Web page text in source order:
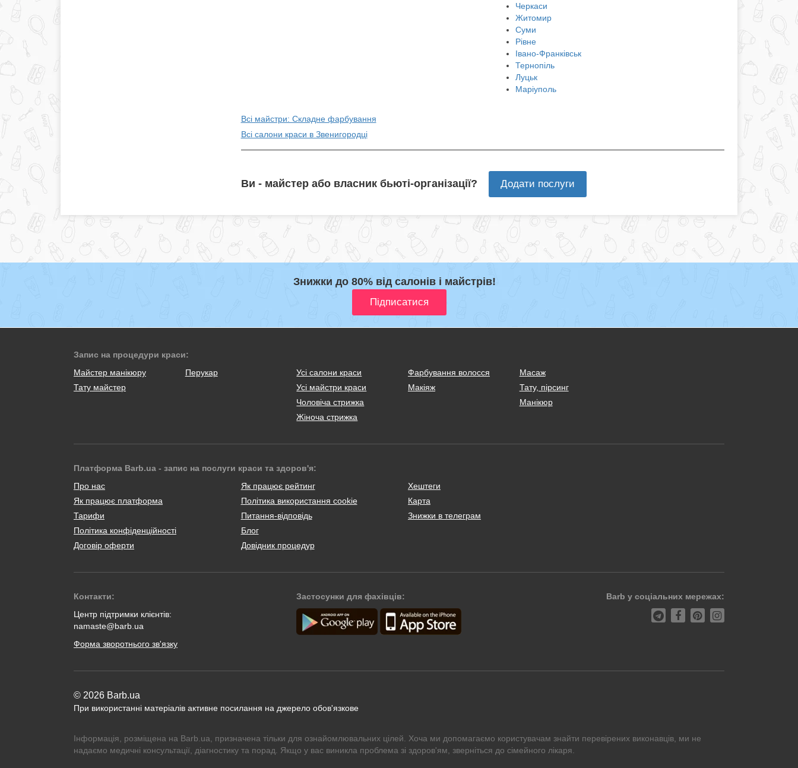
Черкаси
Житомир
Суми
Рівне
Івано-Франківськ
Тернопіль
Луцьк
Маріуполь
Всі майстри: Складне фарбування
Всі салони краси в Звенигородці
Ви - майстер або власник бьюті-організації? Додати послуги
Знижки до 80% від салонів і майстрів!
Запис на процедури краси:
Майстер манікюру
Перукар
Тату майстер
Усі салони краси
Усі майстри краси
Чоловіча стрижка
Жіноча стрижка
Фарбування волосся
Макіяж
Масаж
Тату, пірсинг
Манікюр
Платформа Barb.ua - запис на послуги краси та здоров'я:
Про нас
Як працює платформа
Тарифи
Політика конфіденційності
Договір оферти
Як працює рейтинг
Політика використання cookie
Питання-відповідь
Блог
Довідник процедур
Хештеги
Карта
Знижки в телеграм
Контакти:
Центр підтримки клієнтів:
namaste@barb.ua
Форма зворотнього зв'язку
Застосунки для фахівців: Barb у соціальних мережах:
© 2026 Barb.ua
При використанні матеріалів активне посилання на джерело обов'язкове
Інформація, розміщена на Barb.ua, призначена тільки для ознайомлювальних цілей. Хоча ми допомагаємо користувачам знайти перевірених виконавців, ми не
надаємо медичні консультації, діагностику та порад. Якщо у вас виникла проблема зі здоров'ям, зверніться до сімейного лікаря.